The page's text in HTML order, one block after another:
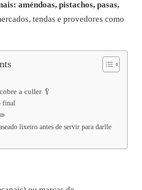
améndoas, pistachos, pasas,
tendas e provedores como
a culler 🥄
final
✏️
lixeiro antes de servir para darlle